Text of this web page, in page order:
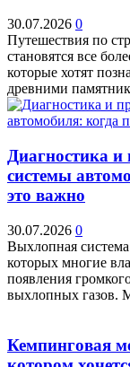
30.07.2026 0
Путешествия по
становятся все
которые хотят
древними
Диагностика
системы
это важно
30.07.2026 0
Выхлопная
которых многие
появления
выхлопных газов.
Кемпинговая